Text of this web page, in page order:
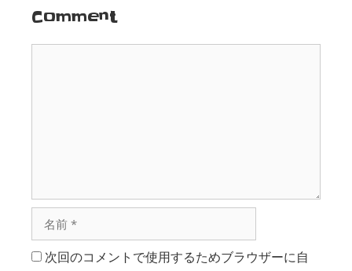
Comment
次回のコメントで使用するためブラウザーに自